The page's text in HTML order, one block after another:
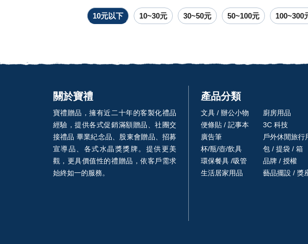
10元以下 10~30元 30~50元 50~100元 100~300
關於寶禮
寶禮贈品，擁有近二十年的客製化禮品
經驗，提供各式促銷滿額贈品、社團交
接禮品 畢業紀念品、股東會贈品、招募
宣導品、各式水晶獎獎牌。提供更美
觀，更具價值性的禮贈品，依客戶需求
始終如一的服務。
產品分類
文具 / 辦公小物
便條貼 / 記事本
廣告筆
杯/瓶/壺/飲具
環保餐具 /吸管
生活居家用品
廚房用品
3C 科技
戶外休閒旅行
包 / 提袋 / 箱
品牌 / 授權
藝品擺設 / 獎